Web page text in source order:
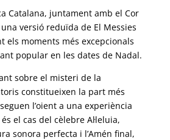
Catalana, juntament amb el Cor
versió reduïda de El Messies
els moments més excepcionals
popular en les dates de Nadal.
sobre el misteri de la
constitueixen la part més
l’oient a una experiència
el cas del cèlebre Al·leluia,
sonora perfecta i l’Amén final,